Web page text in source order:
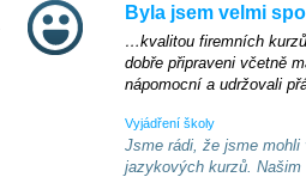
Byla jsem velmi
…kvalitou firemních
dobře připraveni včetně
nápomocní a udržovali
Vyjádření školy
Jsme rádi, že jsme mohli
jazykových kurzů.